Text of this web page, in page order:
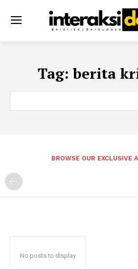
Tag:berita
BROWSE OUR EXCLUSIVE
No posts to display